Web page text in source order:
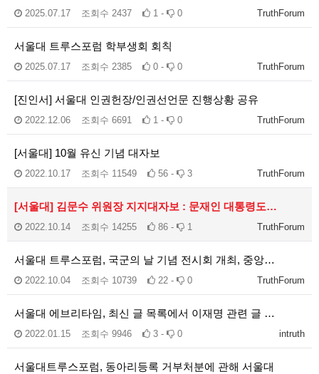
TruthForum
2025.07.17 조회수 2437 1 - 0
서울대 트루스포럼 학부생회 회칙
TruthForum
2025.07.17 조회수 2385 0 - 0
[진인서] 서울대 인권헌장/인권선언문 진행상황 공유
TruthForum
2022.12.06 조회수 6691 1 - 0
[서울대] 10월 유신 기념 대자보
TruthForum
2022.10.17 조회수 11549 56 - 3
[서울대] 김문수 위원장 지지대자보 : 문재인 대통령도…
TruthForum
2022.10.14 조회수 14255 86 - 1
서울대 트루스포럼, 국군의 날 기념 전시회 개최, 중앙…
TruthForum
2022.10.04 조회수 10739 22 - 0
서울대 에브리타임, 최신 글 목록에서 이재명 관련 글 …
intruth
2022.01.15 조회수 9946 3 - 0
서울대트루스포럼, 동아리등록 거부처분에 관해 서울대